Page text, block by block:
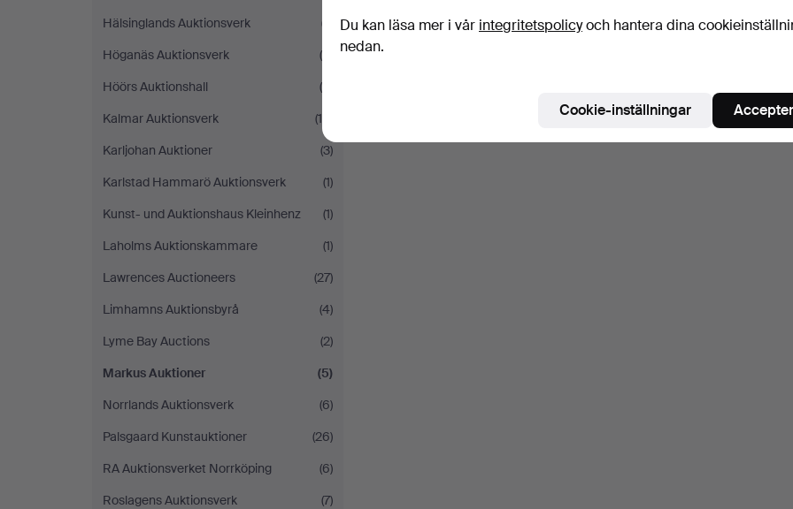
Hälsinglands Auktionsverk
(7)
Höganäs Auktionsverk
(4)
Höörs Auktionshall
(6)
Kalmar Auktionsverk
(10)
Karljohan Auktioner
(3)
Karlstad Hammarö Auktionsverk
(1)
Kunst- und Auktionshaus Kleinhenz
(1)
Laholms Auktionskammare
(1)
Lawrences Auctioneers
(27)
Limhamns Auktionsbyrå
(4)
Lyme Bay Auctions
(2)
Markus Auktioner
(5)
Norrlands Auktionsverk
(6)
Palsgaard Kunstauktioner
(26)
RA Auktionsverket Norrköping
(6)
Roslagens Auktionsverk
(7)
Du kan läsa mer i vår integritetspolicyoch hantera dina
nedan.
Cookie-inställningar